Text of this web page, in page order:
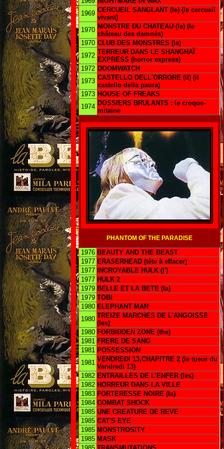
1969 CERCUEIL SANGLANT (le) (le cercueil
vivant)
1970 MONSTRE DU CHATEAU (le) (le
château des damnés)
1970 CLUB DES MONSTRES (le)
1972 TERREUR DANS LE SHANGHAÏ
EXPRESS (horror express)
1972 DOOMWATCH
1973 CASTELLO DELL'ORRORE (il) (il
castello della paura)
1973 HOUSE OF FREAKS
1974 DOSSIERS BRULANTS : le croque-
mitaine
PHANTOM OF THE PARADISE
1976 BEAUTY AND THE BEAST
1977 ERASERHEAD (tête à effacer)
1977
INCROYABLE HULK (l')
1977 HULK 2
1979 BELLE ET LA BETE (la)
1979 TOBI
1980 ELEPHANT MAN
1980 TREIZE MARCHES DE L'ANGOISSE
(les)
1980 FORBIDDEN ZONE (the)
1981 FRERE DE SANG
1981 POSSESSION
1981 VENDREDI 13,CHAPITRE 2 (le tueur du
Vendredi 13)
1982 ENTRAILLES DE L'ENFER (les)
1982 HORREUR DANS LA VILLE
1983 FORTERESSE NOIRE (la)
1984 COMBAT SHOCK
1985 UNE CREATURE DE REVE
1985 CAT'S EYE
1985 MONSTROSITY
1985 MASK